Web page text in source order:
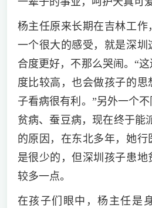
杨主任原来长期在吉林工作
一个很大的感受，就是深圳
合度更好，不那么哭闹。“
度比较高，也会做孩子的
子看病很有利。”另外一个
贫病、蚕豆病，现在终于能
的原因，在东北多年，她
是很少的，但深圳孩子患地
较多一点。
在孩子们眼中，杨主任是